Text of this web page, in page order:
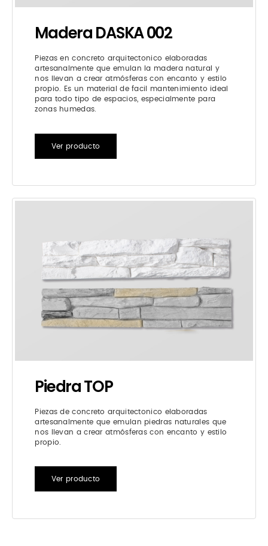
Madera DASKA 002
Piezas en concreto arquitectonico elaboradas
artesanalmente que emulan la madera natural y
nos llevan a crear atmósferas con encanto y estilo
propio. Es un material de facil mantenimiento ideal
para todo tipo de espacios, especialmente para
zonas humedas.
Ver producto
Piedra TOP
Piezas de concreto arquitectonico elaboradas
artesanalmente que emulan piedras naturales que
nos llevan a crear atmósferas con encanto y estilo
propio.
Ver producto